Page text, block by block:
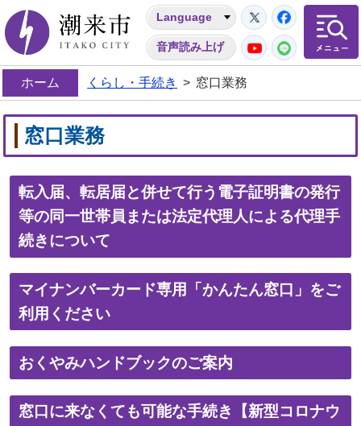
潮来市
Language
音声読み上げ
Twitter
YouTube
LINE
ホーム くらし・手続き > 窓口業務
窓口業務
転入届、転居届と併せて行う電子証明書の発行
等の同一世帯員または法定代理人による代理手
続きについて
マイナンバーカード専用「かんたん窓口」をご
利用ください
おくやみハンドブックのご案内
窓口に来なくても可能な手続き【新型コロナウ